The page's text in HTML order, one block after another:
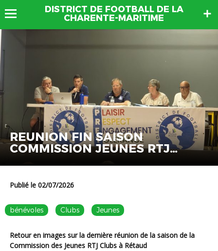
DISTRICT DE FOOTBALL DE LA
CHARENTE-MARITIME
REUNION FIN SAISON
COMMISSION JEUNES RTJ
Publié le 02/07/2026
bénévoles Clubs Jeunes
Retour en images sur la dernière réunion de la saison de la
Commission des Jeunes RTJ Clubs à Rétaud